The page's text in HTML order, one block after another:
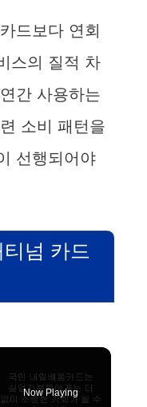
드보다 연회
스의 질적 차
간 사용하는
소비 패턴을
선행되어야
넘 카드
Now Playing